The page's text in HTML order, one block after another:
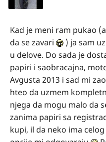
Kad je meni ram pukao
da se zavari
) ja sam
u delove. Do sada je
papiri i saobracajna,
Avgusta 2013 i sad mi
hteo da uzmem
njega da mogu malo da
zanima papiri sa
kupi, il da neko ima